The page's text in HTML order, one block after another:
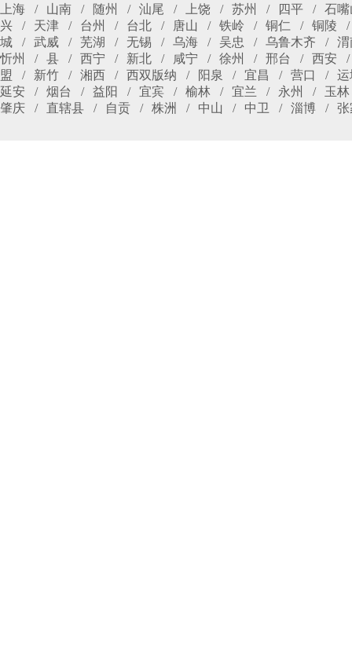
上海
山南 随州 汕尾 上饶 苏州 四平
石嘴
兴
天津 台州 台北 唐山 铁岭 铜仁
铜陵
城
武威 芜湖 无锡 乌海 吴忠 乌鲁木齐
渭
忻州
县 西宁 新北 咸宁 徐州 邢台
西安
盟
新竹 湘西 西双版纳 阳泉 宜昌 营口
运
延安
烟台 益阳 宜宾 榆林 宜兰 永州
玉林
肇庆
直辖县 自贡 株洲 中山 中卫 淄博 张